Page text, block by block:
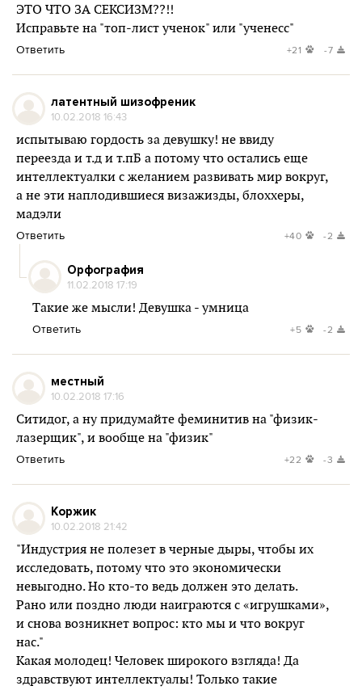
ЭТО ЧТО ЗА СЕКСИЗМ??!!
Исправьте на "топ-лист ученок" или "ученесс"
Ответить +21 -7
латентный шизофреник
10.02.2018 16:43
испытываю гордость за девушку! не ввиду
переезда и т.д и т.пБ а потому что остались еще
интеллектуалки с желанием развивать мир вокруг,
а не эти наплодившиеся визажизды, блоххеры,
мадэли
Ответить +40 -2
Орфография
11.02.2018 17:19
Такие же мысли! Девушка - умница
Ответить +5 -2
местный
10.02.2018 17:16
Ситидог, а ну придумайте феминитив на "физик-
лазерщик", и вообще на "физик"
Ответить +22 -3
Коржик
10.02.2018 21:42
"Индустрия не полезет в черные дыры, чтобы их
исследовать, потому что это экономически
невыгодно. Но кто-то ведь должен это делать.
Рано или поздно люди наиграются с «игрушками»,
и снова возникнет вопрос: кто мы и что вокруг
нас."
Какая молодец! Человек широкого взгляда! Да
здравствуют интеллектуалы! Только такие